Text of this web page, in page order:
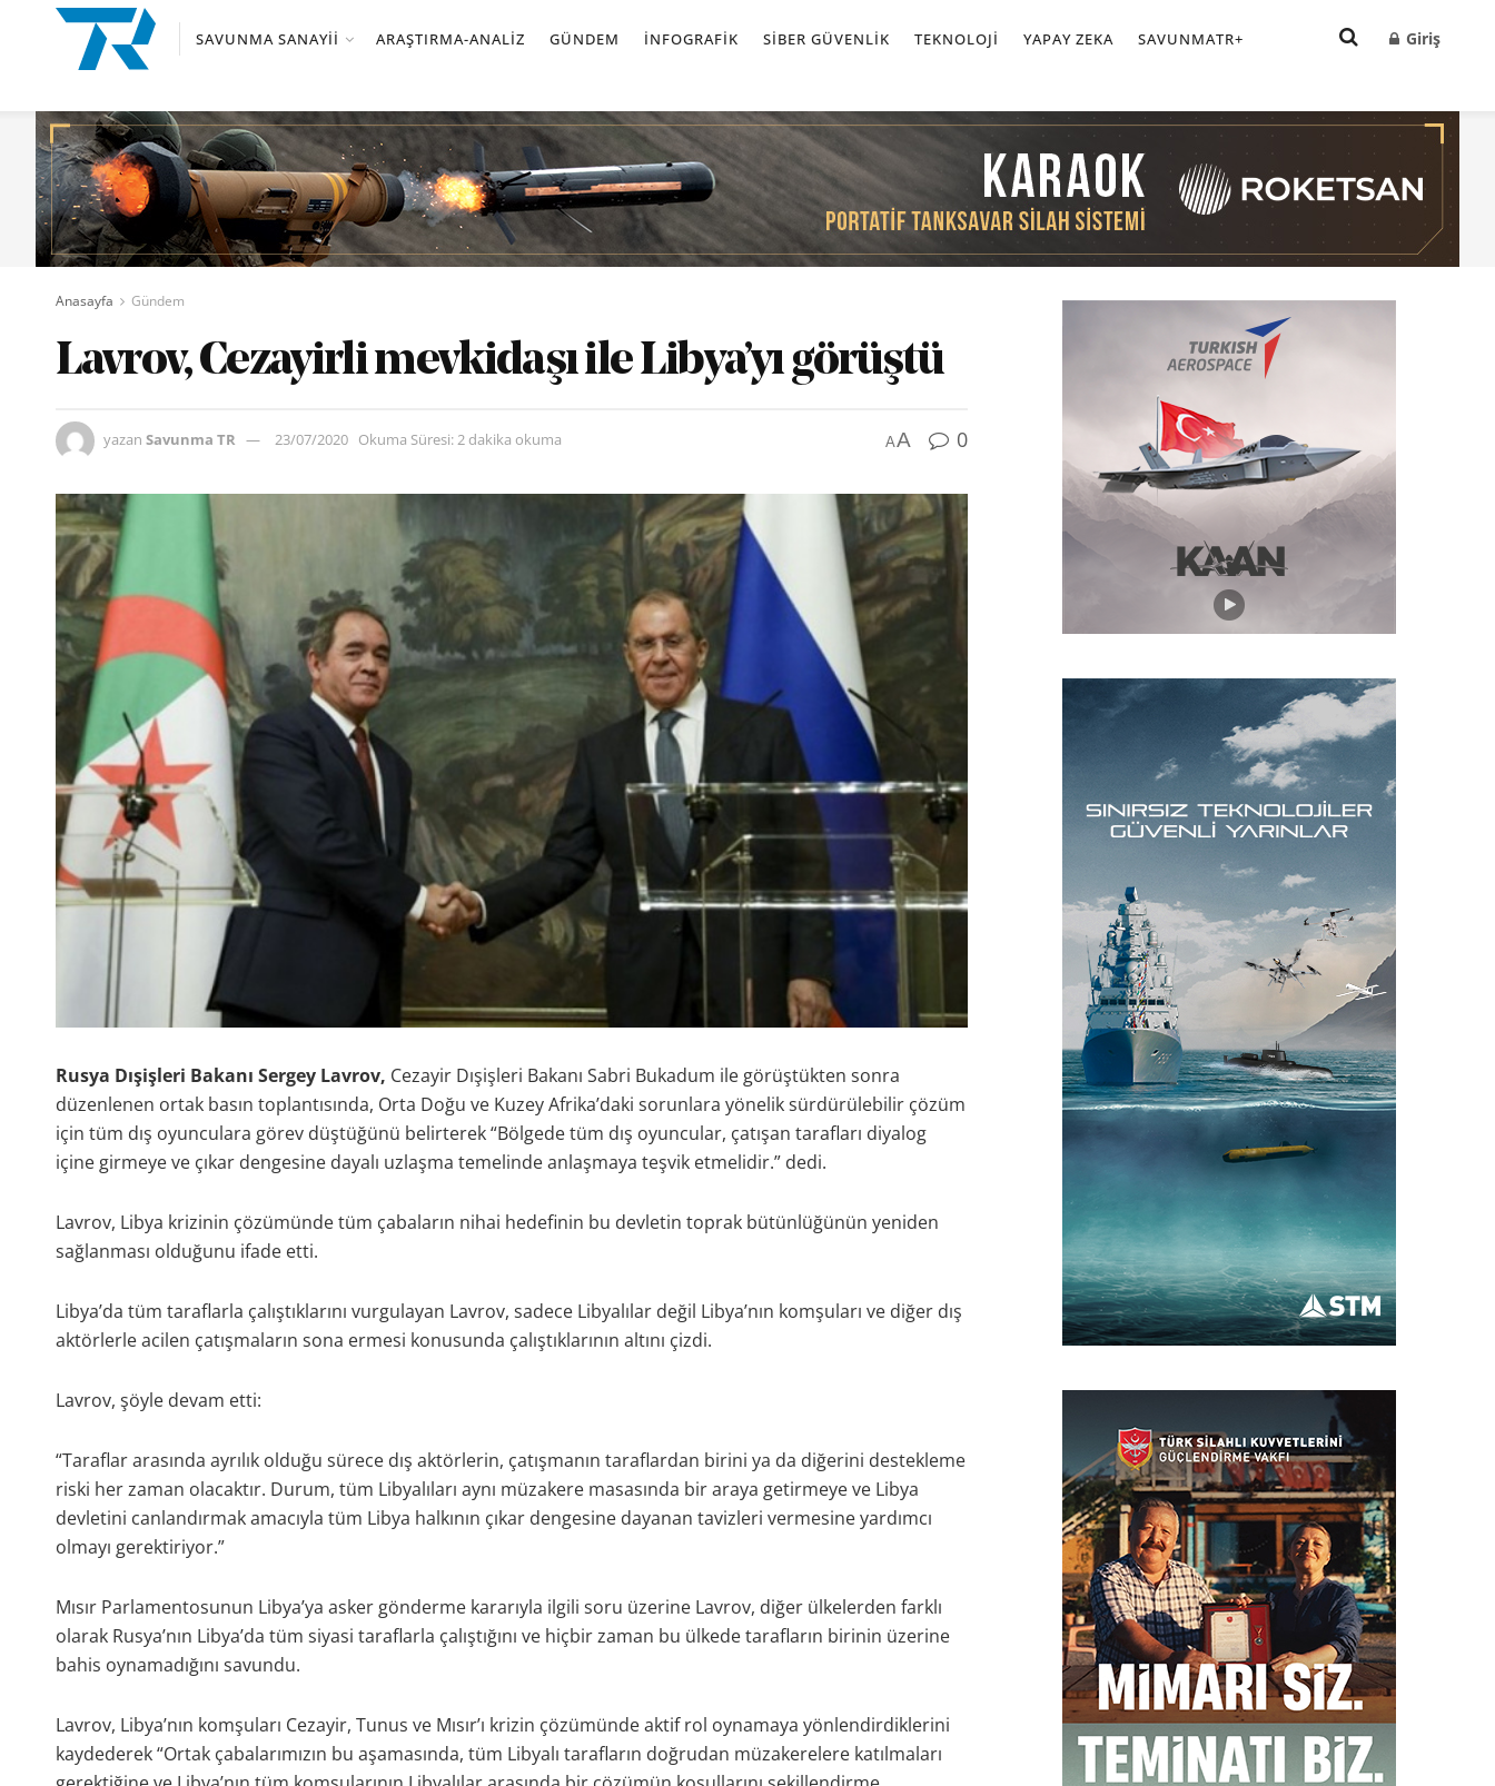
SAVUNMA SANAYII ARAŞTIRMA-ANALIZ GÜNDEM İNFOGRAFIK SIBER GÜVENLIK TEKNOLOJI YAPAY ZEKA SAVUNMATR+ Giriş
Anasayfa Gündem
Lavrov, Cezayirli mevkidaşı ile Libya’yı görüştü
yazan Savunma TR 23/07/2020 Okuma Süresi: 2 dakika okuma AA 0
Rusya Dışişleri Bakanı Sergey Lavrov, Cezayir Dışişleri Bakanı Sabri Bukadum ile görüştükten sonra
düzenlenen ortak basın toplantısında, Orta Doğu ve Kuzey Afrika’daki sorunlara yönelik sürdürülebilir çözüm
için tüm dış oyunculara görev düştüğünü belirterek “Bölgede tüm dış oyuncular, çatışan tarafları diyalog
içine girmeye ve çıkar dengesine dayalı uzlaşma temelinde anlaşmaya teşvik etmelidir.” dedi.
Lavrov, Libya krizinin çözümünde tüm çabaların nihai hedefinin bu devletin toprak bütünlüğünün yeniden
sağlanması olduğunu ifade etti.
Libya’da tüm taraflarla çalıştıklarını vurgulayan Lavrov, sadece Libyalılar değil Libya’nın komşuları ve diğer dış
aktörlerle acilen çatışmaların sona ermesi konusunda çalıştıklarının altını çizdi.
Lavrov, şöyle devam etti:
“Taraflar arasında ayrılık olduğu sürece dış aktörlerin, çatışmanın taraflardan birini ya da diğerini destekleme
riski her zaman olacaktır. Durum, tüm Libyalıları aynı müzakere masasında bir araya getirmeye ve Libya
devletini canlandırmak amacıyla tüm Libya halkının çıkar dengesine dayanan tavizleri vermesine yardımcı
olmayı gerektiriyor.”
Mısır Parlamentosunun Libya’ya asker gönderme kararıyla ilgili soru üzerine Lavrov, diğer ülkelerden farklı
olarak Rusya’nın Libya’da tüm siyasi taraflarla çalıştığını ve hiçbir zaman bu ülkede tarafların birinin üzerine
bahis oynamadığını savundu.
Lavrov, Libya’nın komşuları Cezayir, Tunus ve Mısır’ı krizin çözümünde aktif rol oynamaya yönlendirdiklerini
kaydederek “Ortak çabalarımızın bu aşamasında, tüm Libyalı tarafların doğrudan müzakerelere katılmaları